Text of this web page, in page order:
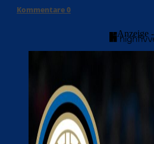
Kommentare0
- Anzeige -